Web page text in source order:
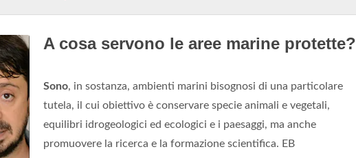
A cosa servono le aree marine protette?
Sono, in sostanza, ambienti marini bisognosi di una particolare
tutela, il cui obiettivo è conservare specie animali e vegetali,
equilibri idrogeologici ed ecologici e i paesaggi, ma anche
promuovere la ricerca e la formazione scientifica. EB